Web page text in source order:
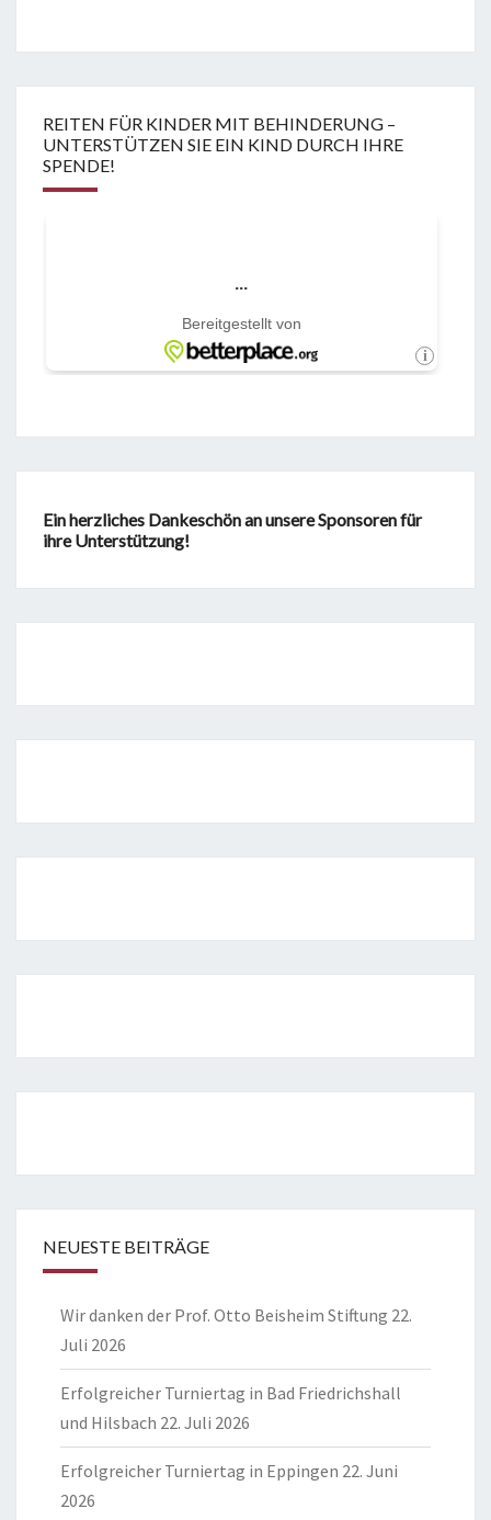
REITEN FÜR KINDER MIT BEHINDERUNG –
UNTERSTÜTZEN SIE EIN KIND DURCH IHRE
SPENDE!
Ein herzliches Dankeschön an unsere Sponsoren für
ihre Unterstützung!
NEUESTE BEITRÄGE
Wir danken der Prof. Otto Beisheim Stiftung 22.
Juli 2026
Erfolgreicher Turniertag in Bad Friedrichshall
und Hilsbach 22. Juli 2026
Erfolgreicher Turniertag in Eppingen 22. Juni
2026